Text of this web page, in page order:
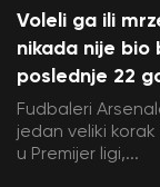
Voleli ga ili
nikada nije bio
poslednje 22
Fudbaleri
jedan veliki
u Premijer ligi,...